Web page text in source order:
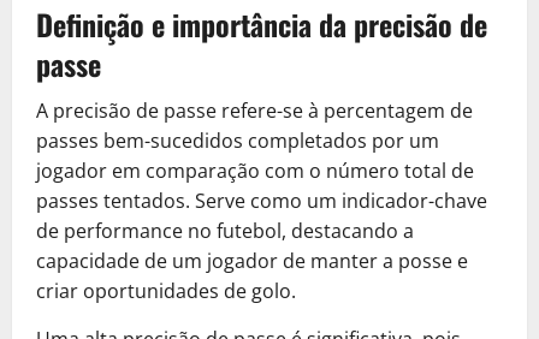
Definição e importância da precisão de
passe
A precisão de passe refere-se à percentagem de
passes bem-sucedidos completados por um
jogador em comparação com o número total de
passes tentados. Serve como um indicador-chave
de performance no futebol, destacando a
capacidade de um jogador de manter a posse e
criar oportunidades de golo.